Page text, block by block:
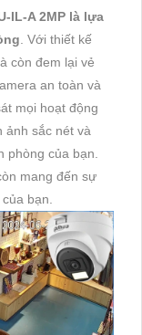
IL-A 2MP là lựa
. Với thiết kế
còn đem lại vẻ
an toàn và
mọi hoạt động
ảnh sắc nét và
của bạn.
mang đến sự
bạn.